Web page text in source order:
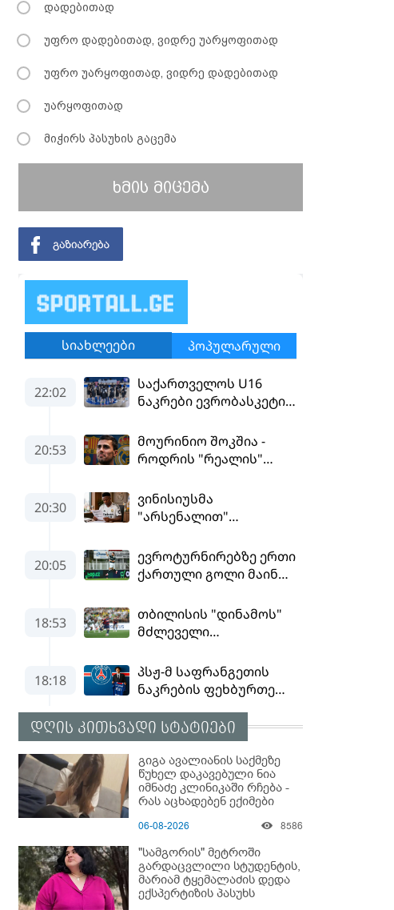
დადებითად
უფრო დადებითად, ვიდრე უარყოფითად
უფრო უარყოფითად, ვიდრე დადებითად
უარყოფითად
მიჭირს პასუხის გაცემა
ხმის მიცემა
დღის კითხვადი სტატიები
გიგა ავალიანის საქმეზე
წუხელ დაკავებული ნია
იმნაძე კლინიკაში რჩება -
რას აცხადებენ ექიმები
06-08-2026 8586
"სამგორის" მეტროში
გარდაცვლილი სტუდენტის,
მარიამ ტყემალაძის დედა
ექსპერტიზის პასუხს